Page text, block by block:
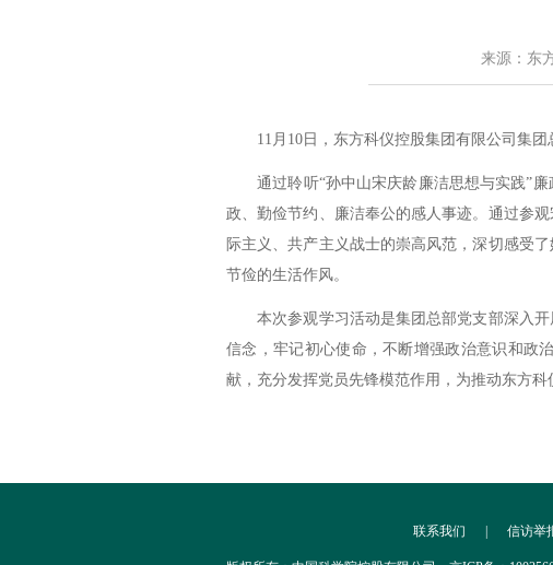
来源：东
11 月 10 日，东方科仪控股集团有限公司集
通过聆听“孙中山宋庆龄廉洁思想与实践”
政、勤俭节约、廉洁奉公的感人事迹。通过参
际主义、共产主义战士的崇高风范，深切感受
节俭的生活作风。
本次参观学习活动是集团总部党支部深入
信念，牢记初心使命，不断增强政治意识和政
献，充分发挥党员先锋模范作用，为推动东方科
联系我们 | 信访举